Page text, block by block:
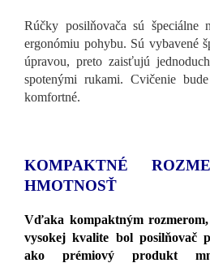
Rúčky posilňovača sú špeciálne
ergonómiu pohybu. Sú vybavené
úpravou, preto zaisťujú
spotenými rukami. Cvičenie
komfortné.
KOMPAKTNÉ
HMOTNOSŤ
Vďaka kompaktným
vysokej kvalite bol posilňovač
ako prémiový produkt